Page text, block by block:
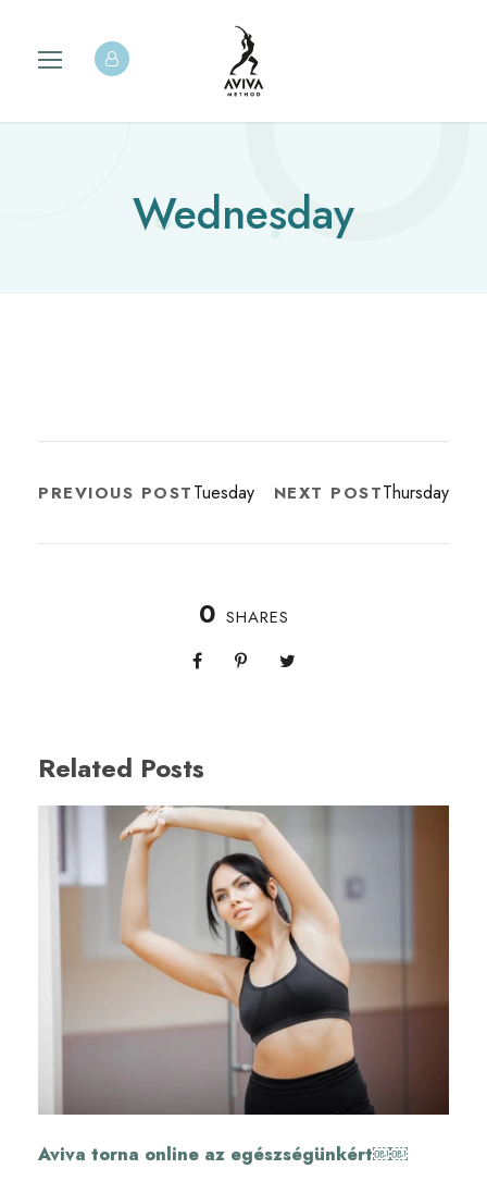
Wednesday
PREVIOUS POSTTuesday NEXT POSTThursday
0 SHARES
Related Posts
Aviva torna online az egészségünkért￼￼